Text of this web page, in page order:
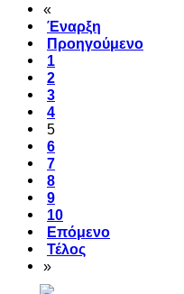
«
Έναρξη
Προηγούμενο
1
2
3
4
5
6
7
8
9
10
Επόμενο
Τέλος
»